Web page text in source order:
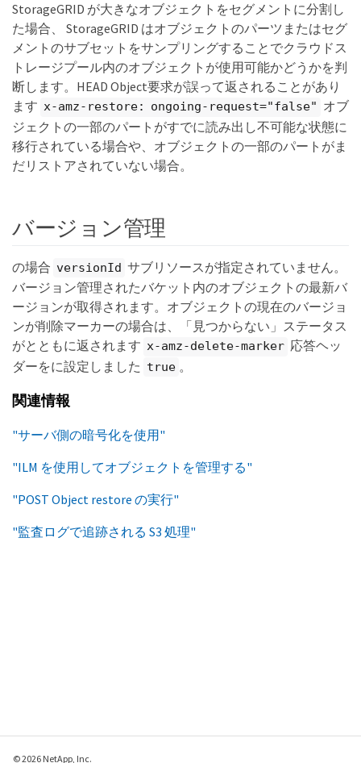
StorageGRID が大きなオブジェクトをセグメントに分割し
た場合、 StorageGRID はオブジェクトのパーツまたはセグ
メントのサブセットをサンプリングすることでクラウドス
トレージプール内のオブジェクトが使用可能かどうかを判
断します。HEAD Object要求が誤って返されることがあり
ます x-amz-restore: ongoing-request="false" オブ
ジェクトの一部のパートがすでに読み出し不可能な状態に
移行されている場合や、オブジェクトの一部のパートがま
だリストアされていない場合。
バージョン管理
の場合 versionId サブリソースが指定されていません。
バージョン管理されたバケット内のオブジェクトの最新バ
ージョンが取得されます。オブジェクトの現在のバージョ
ンが削除マーカーの場合は、「見つからない」ステータス
がとともに返されます x-amz-delete-marker 応答ヘッ
ダーをに設定しました true 。
関連情報
"サーバ側の暗号化を使用"
"ILM を使用してオブジェクトを管理する"
"POST Object restore の実行"
"監査ログで追跡される S3 処理"
© 2026 NetApp, Inc.